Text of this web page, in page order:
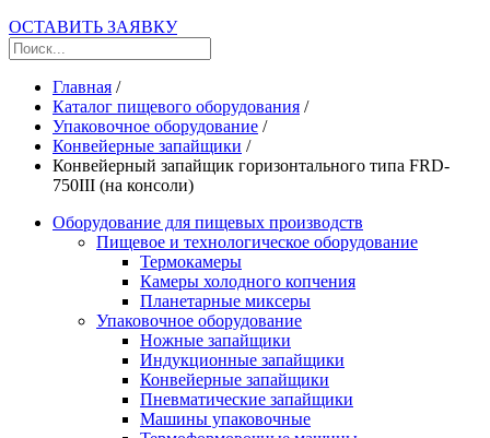
ОСТАВИТЬ ЗАЯВКУ
Главная /
Каталог пищевого оборудования /
Упаковочное оборудование /
Конвейерные запайщики /
Конвейерный запайщик горизонтального типа FRD-
750III (на консоли)
Оборудование для пищевых производств
Пищевое и технологическое оборудование
Термокамеры
Камеры холодного копчения
Планетарные миксеры
Упаковочное оборудование
Ножные запайщики
Индукционные запайщики
Конвейерные запайщики
Пневматические запайщики
Машины упаковочные